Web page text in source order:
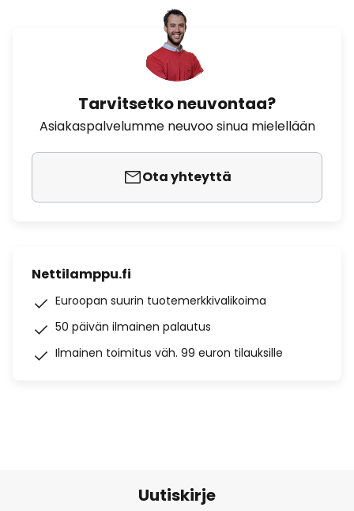
Tarvitsetko neuvontaa?
Asiakaspalvelumme neuvoo sinua mielellään
Ota yhteyttä
Nettilamppu.fi
Euroopan suurin tuotemerkkivalikoima
50 päivän ilmainen palautus
Ilmainen toimitus väh. 99 euron tilauksille
Uutiskirje